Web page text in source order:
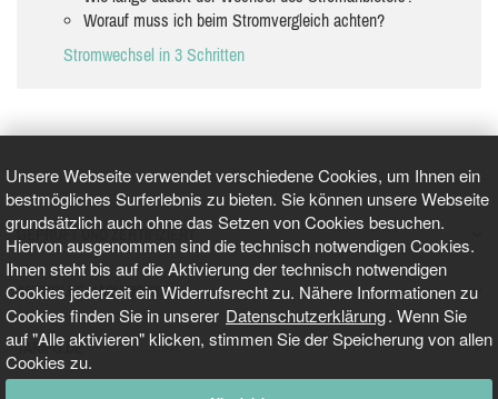
Unsere Webseite verwendet verschiedene Cookies, um Ihnen ein
bestmögliches Surferlebnis zu bieten. Sie können unsere Webseite
grundsätzlich auch ohne das Setzen von Cookies besuchen.
Hiervon ausgenommen sind die technisch notwendigen Cookies.
Ihnen steht bis auf die Aktivierung der technisch notwendigen
Cookies jederzeit ein Widerrufsrecht zu. Nähere Informationen zu
Cookies finden Sie in unserer Datenschutzerklärung. Wenn Sie
auf "Alle aktivieren" klicken, stimmen Sie der Speicherung von allen
Cookies zu.
Worauf muss ich beim Stromvergleich achten?
Stromwechsel in 3 Schritten
GEPRÜFT UND ZERTIFIZIERT
AKTUELLE NACHRICHTEN
TARIFO.DE